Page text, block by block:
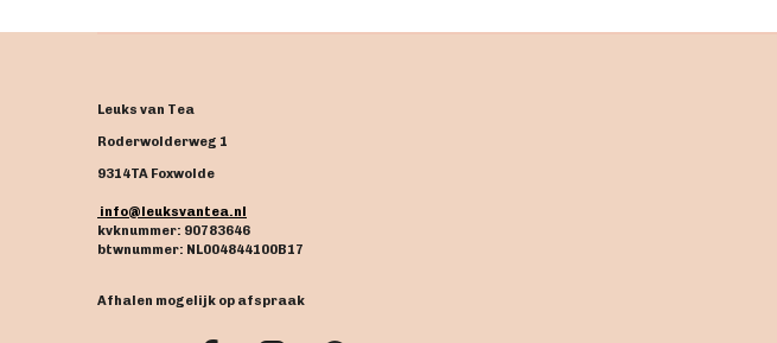
Leuks van Tea
Roderwolderweg 1
9314TA Foxwolde
info@leuksvantea.nl
kvknummer: 90783646
btwnummer: NL004844100B17
Afhalen mogelijk op afspraak